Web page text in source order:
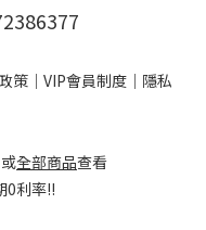
策｜ VIP會員制度｜ 隱私
全部商品查看
0利率!!